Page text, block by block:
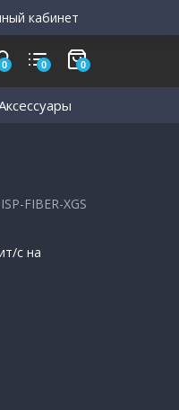
кабинет
0 0 0
FIBER-XGS
с на